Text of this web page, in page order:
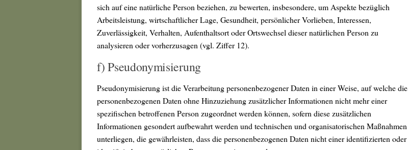
sich auf eine natürliche Person beziehen, zu bewerten, insbesondere, um Aspekte bezüglich
Arbeitsleistung, wirtschaftlicher Lage, Gesundheit, persönlicher Vorlieben, Interessen,
Zuverlässigkeit, Verhalten, Aufenthaltsort oder Ortswechsel dieser natürlichen Person zu
analysieren oder vorherzusagen (vgl. Ziffer 12).
f) Pseudonymisierung
Pseudonymisierung ist die Verarbeitung personenbezogener Daten in einer Weise, auf welche die
personenbezogenen Daten ohne Hinzuziehung zusätzlicher Informationen nicht mehr einer
spezifischen betroffenen Person zugeordnet werden können, sofern diese zusätzlichen
Informationen gesondert aufbewahrt werden und technischen und organisatorischen Maßnahmen
unterliegen, die gewährleisten, dass die personenbezogenen Daten nicht einer identifizierten oder